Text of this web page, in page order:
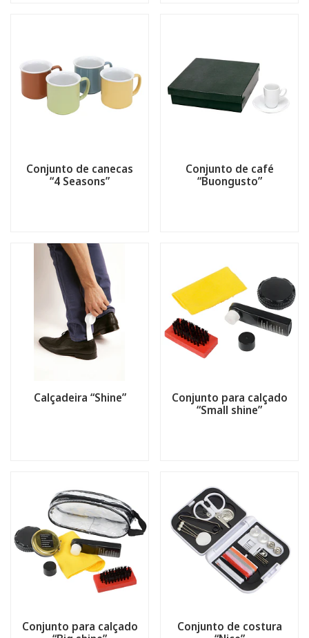
Conjunto de canecas
“4 Seasons”
Conjunto de café
“Buongusto”
Calçadeira “Shine”
Conjunto para calçado
“Small shine”
Conjunto para calçado
Conjunto de costura